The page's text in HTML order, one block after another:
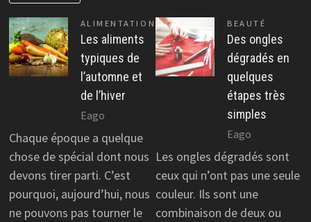
ALIMENTATION
Les aliments
typiques de
l’automne et
de l’hiver
Eago
Chaque époque a quelque
chose de spécial dont nous
devons tirer parti. C’est
pourquoi, aujourd’hui, nous
ne pouvons pas tourner le
BEAUTÉ
Des ongles
dégradés en
quelques
étapes très
simples
Eago
Les ongles dégradés sont
ceux qui n’ont pas une seule
couleur. Ils sont une
combinaison de deux ou